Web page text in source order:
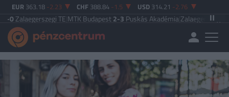
EUR 363.18 -2.23 CHF 388.84 -1.5 USD 314.21 -2.76
TE|MTK Budapest2-3Puskás Akadémia|Zalaegerszegi TE5-2 Paksi